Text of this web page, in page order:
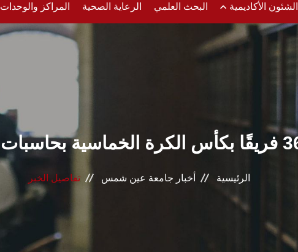
الشئون الأكاديمية البحث العلمي الرعاية الصحية المراكز والوحدات
الرئيسية أخبار جامعة عين شمس تفاصيل الخبر